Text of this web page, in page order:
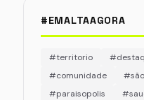
#EMALTAAGORA
#territorio
#comunidade
#paraisopolis